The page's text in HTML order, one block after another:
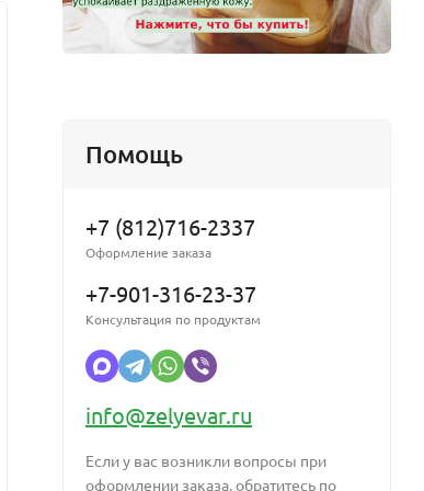
Микромульс натуральный ПАВ для
жидких гидрофильных масел от 5кг
мицеллярных масел
Помощь
+7 (812)716-2337
Оформление заказа
+7-901-316-23-37
Консультация по продуктам
info@zelyevar.ru
Если у вас возникли вопросы при
оформлении заказа, обратитесь по